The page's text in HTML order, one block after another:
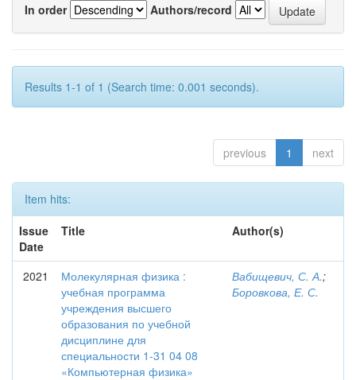
In order
Authors/record
Results 1-1 of 1 (Search time: 0.001 seconds).
previous 1 next
Item hits:
Issue
Date
Title Author(s)
2021
Молекулярная физика :
учебная программа
учреждения высшего
образования по учебной
дисциплине для
специальности 1-31 04 08
«Компьютерная физика»
Вабищевич, С. А.;
Боровкова, Е. С.